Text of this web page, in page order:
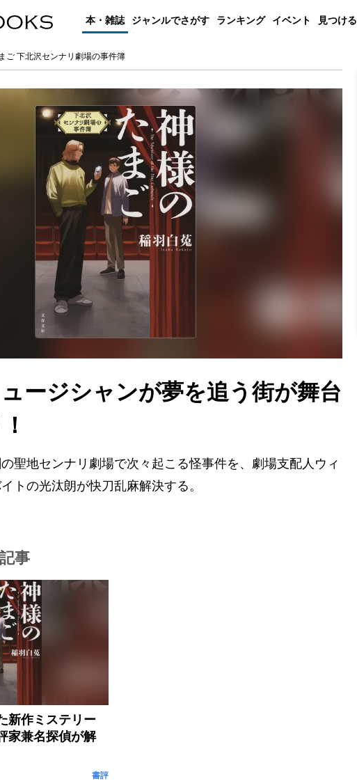
本・雑誌 ジャンルでさがす ランキング イベント 見つける
ご 下北沢センナリ劇場の事件簿
ージシャンが夢を追う街が舞台
聖地センナリ劇場で次々起こる怪事件を、劇場支配人ウィ
トの光汰朗が快刀乱麻解決する。
事
新作ミステリー
家兼名探偵が解
書評